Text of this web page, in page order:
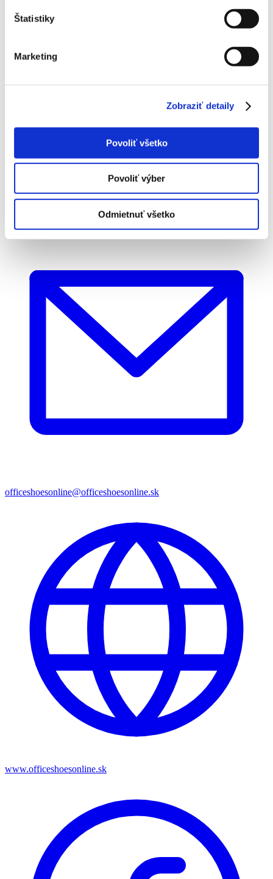
Štatistiky
Marketing
Zobraziť detaily
Povoliť všetko
Povoliť výber
Odmietnuť všetko
officeshoesonline@officeshoesonline.sk
www.officeshoesonline.sk